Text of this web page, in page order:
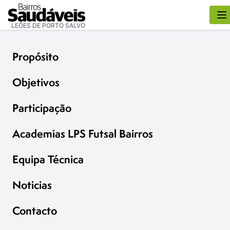
LEÕES DE PORTO SALVO
Propósito
Objetivos
Participação
Academias LPS Futsal Bairros
Equipa Técnica
Noticias
Contacto